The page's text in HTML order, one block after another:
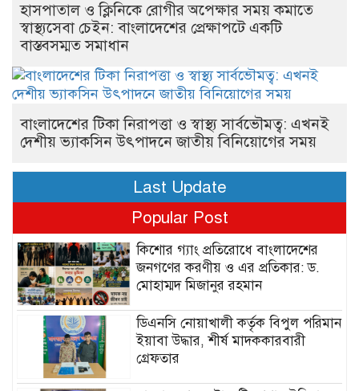
হাসপাতাল ও ক্লিনিকে রোগীর অপেক্ষার সময় কমাতে
স্বাস্থ্যসেবা চেইন: বাংলাদেশের প্রেক্ষাপটে একটি
বাস্তবসম্মত সমাধান
বাংলাদেশের টিকা নিরাপত্তা ও স্বাস্থ্য সার্বভৌমত্ব: এখনই
দেশীয় ভ্যাকসিন উৎপাদনে জাতীয় বিনিয়োগের সময়
Last Update
Popular Post
কিশোর গ্যাং প্রতিরোধে বাংলাদেশের
জনগণের করণীয় ও এর প্রতিকার: ড.
মোহাম্মদ মিজানুর রহমান
ডিএনসি নোয়াখালী কর্তৃক বিপুল পরিমান
ইয়াবা উদ্ধার, শীর্ষ মাদককারবারী
গ্রেফতার